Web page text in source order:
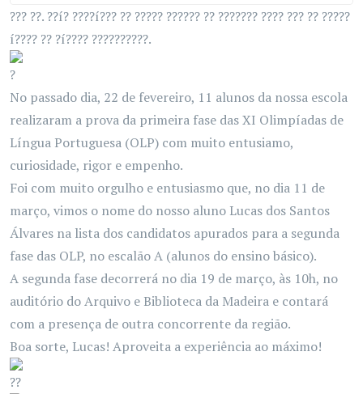
??? ??. ??í? ????í??? ?? ????? ?????? ?? ??????? ???? ??? ?? ?????
í???? ?? ?í???? ??????????.
No passado dia, 22 de fevereiro, 11 alunos da nossa escola
realizaram a prova da primeira fase das XI Olimpíadas de
Língua Portuguesa (OLP) com muito entusiamo,
curiosidade, rigor e empenho.
Foi com muito orgulho e entusiasmo que, no dia 11 de
março, vimos o nome do nosso aluno Lucas dos Santos
Álvares na lista dos candidatos apurados para a segunda
fase das OLP, no escalão A (alunos do ensino básico).
A segunda fase decorrerá no dia 19 de março, às 10h, no
auditório do Arquivo e Biblioteca da Madeira e contará
com a presença de outra concorrente da região.
Boa sorte, Lucas! Aproveita a experiência ao máximo!